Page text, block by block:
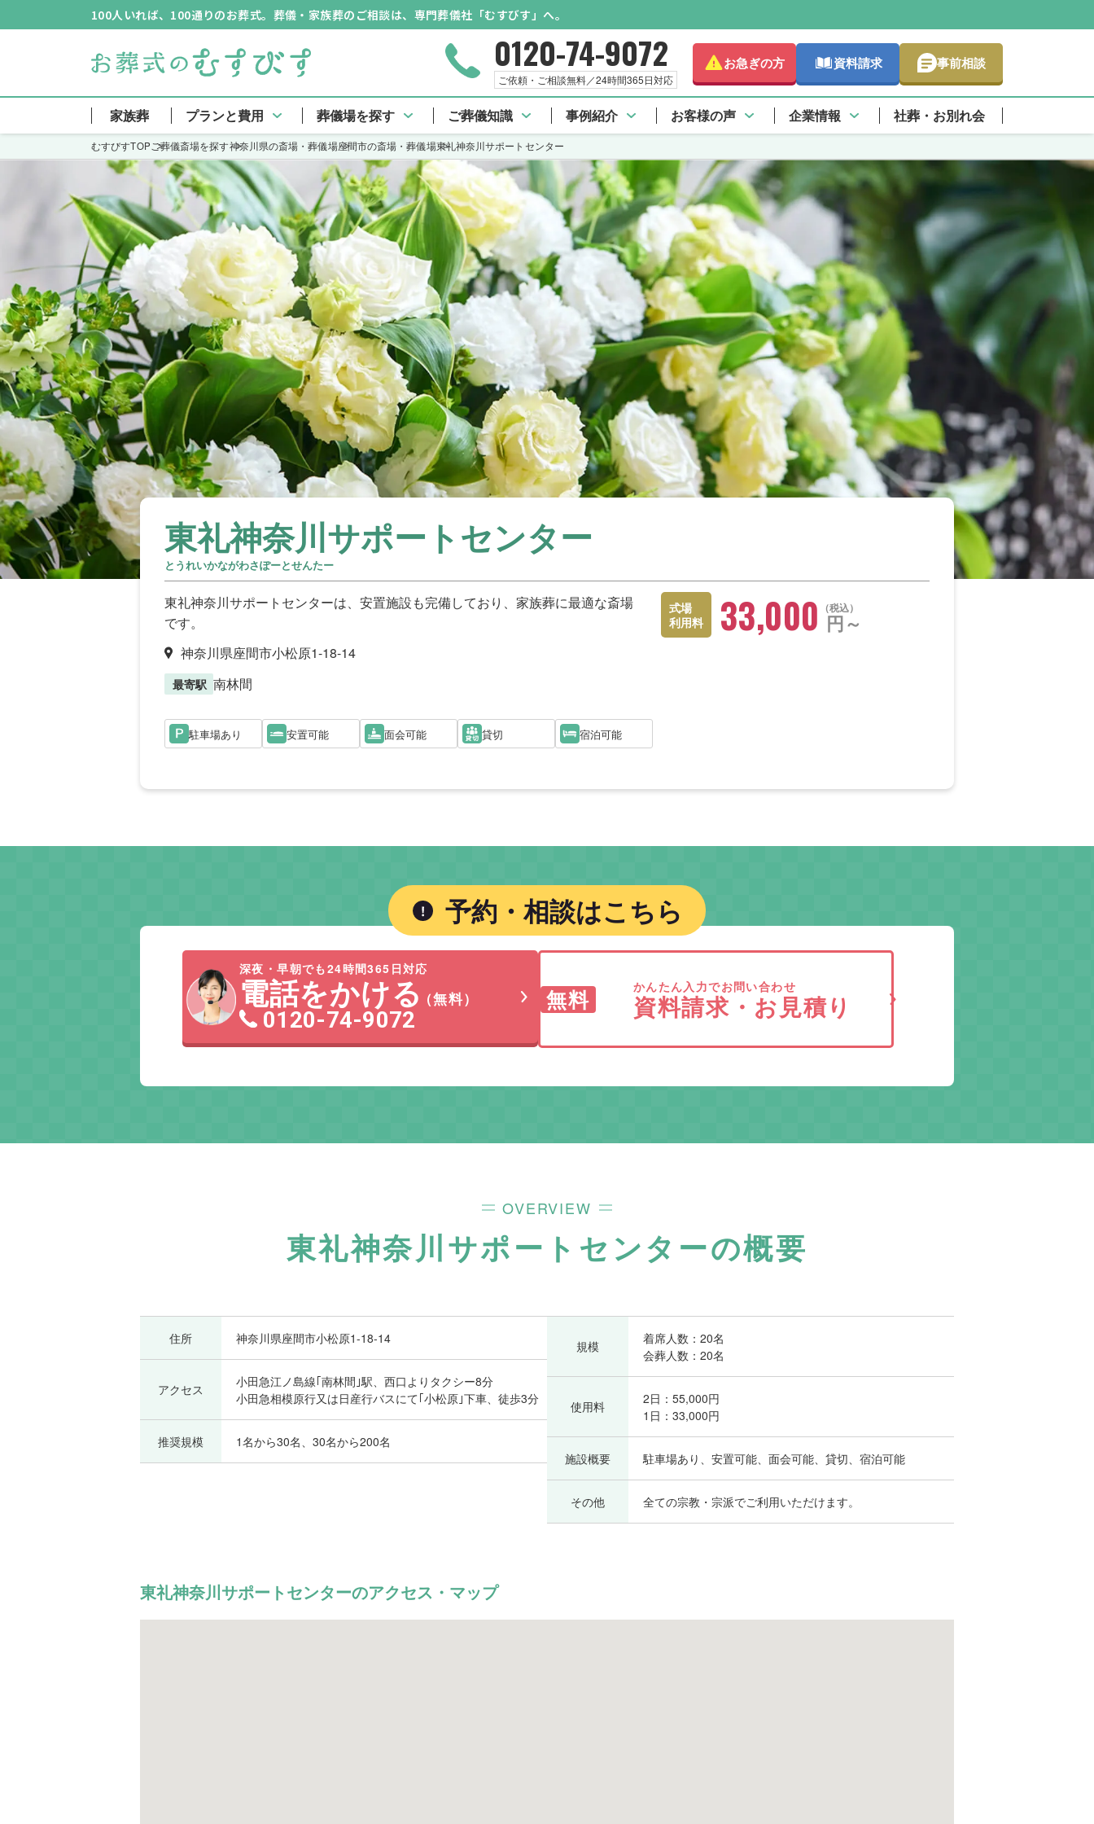
100人いれば、100通りのお葬式。葬儀・家族葬のご相談は、専門葬儀社「むすびす」へ。
0120-74-9072
ご依頼・ご相談無料／24時間365日対応
お急ぎの方 資料請求 事前相談
家族葬 プランと費用 葬儀場を探す ご葬儀知識 事例紹介 お客様の声 企業情報 社葬・お別れ会
むすびすTOPご葬儀斎場を探す神奈川県の斎場・葬儀場座間市の斎場・葬儀場東礼神奈川サポートセンター
東礼神奈川サポートセンター
とうれいかながわさぽーとせんたー
東礼神奈川サポートセンターは、安置施設も完備しており、家族葬に最適な斎場
です。
神奈川県座間市小松原1-18-14
最寄駅 南林間
式場
利用料
税込
33,000 円～
駐車場あり 安置可能 面会可能 貸切 宿泊可能
予約・相談はこちら
深夜・早朝でも24時間365日対応
電話をかける （無料）
0120-74-9072
無料 かんたん入力でお問い合わせ
資料請求・お見積り
OVERVIEW
東礼神奈川サポートセンターの概要
住所 神奈川県座間市小松原1-18-14
アクセス
小田急江ノ島線｢南林間｣駅、西口よりタクシー8分
小田急相模原行又は日産行バスにて｢小松原｣下車、徒歩3分
推奨規模 1名から30名、30名から200名
規模
着席人数：20名
会葬人数：20名
使用料
2日：55,000円
1日：33,000円
施設概要 駐車場あり、安置可能、面会可能、貸切、宿泊可能
その他 全ての宗教・宗派でご利用いただけます。
東礼神奈川サポートセンターのアクセス・マップ